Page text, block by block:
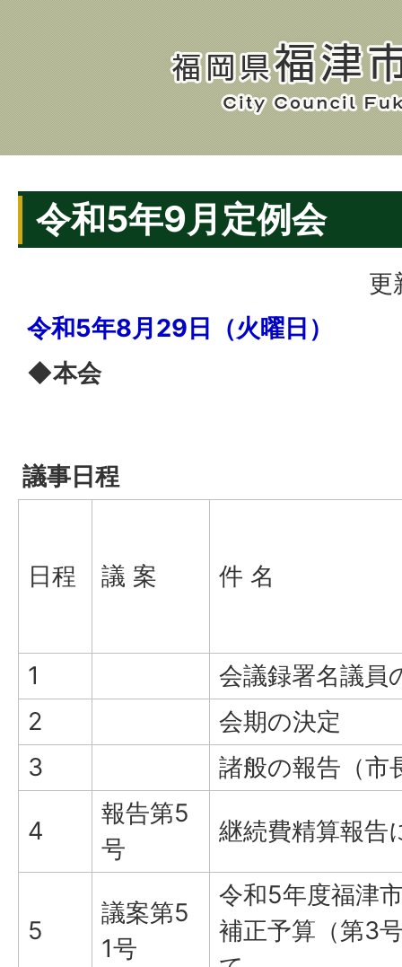
令和5年9月定例会
更
令和5年8月29日（火曜日）
◆本会
議事日程
日程 議 案 件 名
1
会議録署名議員
2
会期の決定
3
諸般の報告（市
4
報告第5
号
継続費精算報告
5
議案第5
1号
令和5年度福津
補正予算（第3